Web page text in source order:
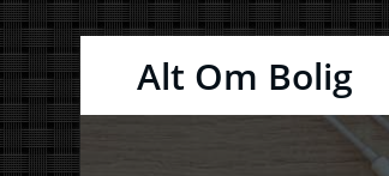
Alt Om Bolig